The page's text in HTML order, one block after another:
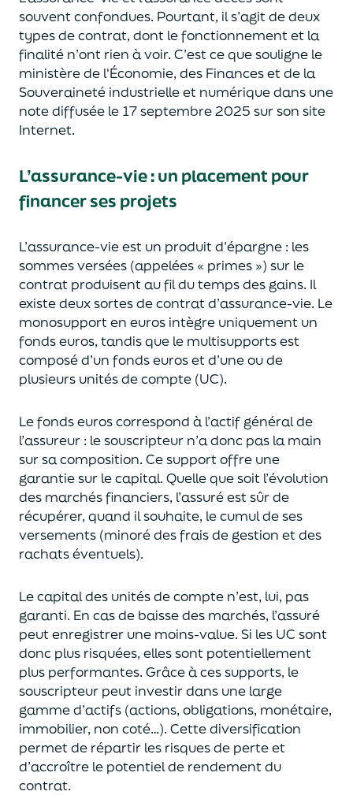
souventconfondues. Pourtant, il s’agit de deux
types de contrat, dont le fonctionnement et la
finalité n’ont rien à voir. C’est ce que souligne le
ministère de l'Économie, des Financeset de la
Souveraineté industrielle et numériquedans une
note diffusée le 17 septembre 2025 sur son site
Internet.
L’assurance-vie : un placement pour
financer ses projets
L’assurance-vie est un produit d’épargne : les
sommes versées (appelées « primes ») sur le
contrat produisent au fil du temps des gains. Il
existe deux sortesde contrat d’assurance-vie. Le
monosupport en euros intègre uniquement un
fonds euros, tandis que le multisupports est
composé d’un fonds euros et d’une ou de
plusieurs unités de compte (UC).
Le fonds euros correspond à l’actif général de
l’assureur : le souscripteur n’a donc pas la main
sur sa composition. Ce support offre une
garantie sur le capital. Quelle que soit l’évolution
des marchés financiers, l’assuré est sûr de
récupérer, quand il souhaite, le cumul de ses
versements (minoré des frais de gestion et des
rachats éventuels).
Le capital des unités de compte n’est, lui, pas
garanti. En casde baisse des marchés, l’assuré
peut enregistrer une moins-value. Si les UC sont
donc plus risquées, elles sont potentiellement
plus performantes. Grâce à ces supports, le
souscripteur peut investir dans une large
gamme d’actifs (actions, obligations, monétaire,
immobilier, non coté…). Cette diversification
permet de répartir les risques de perte et
d’accroître le potentielde rendement du
contrat.